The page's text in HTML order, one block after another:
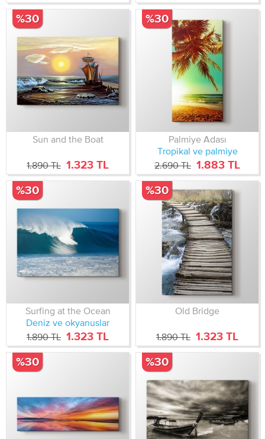
Sun and the Boat
1.890 TL 1.323 TL
%30
Palmiye Adası
Tropikal ve palmiye
2.690 TL 1.883 TL
%30
Surfing at the Ocean
Deniz ve okyanuslar
1.890 TL 1.323 TL
%30
Old Bridge
1.890 TL 1.323 TL
%30
%30 %30